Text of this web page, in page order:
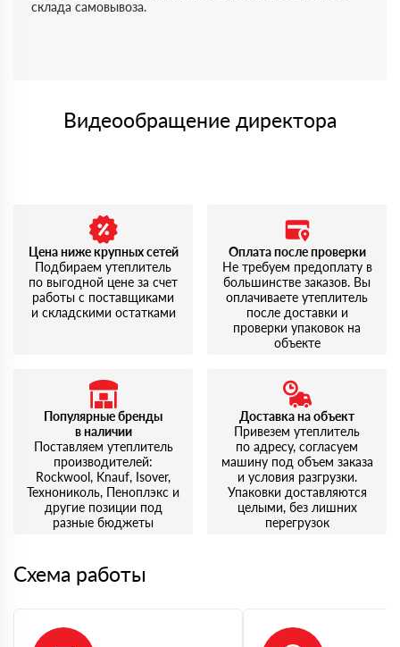
склада самовывоза.
Видеообращение директора
Цена ниже крупных сетей
Подбираем утеплитель
по выгодной цене за счет
работы с поставщиками
и складскими остатками
Оплата после проверки
Не требуем предоплату в
большинстве заказов. Вы
оплачиваете утеплитель
после доставки и
проверки упаковок на
объекте
Популярные бренды
в наличии
Поставляем утеплитель
производителей:
Rockwool, Knauf, Isover,
Технониколь, Пеноплэкс и
другие позиции под
разные бюджеты
Доставка на объект
Привезем утеплитель
по адресу, согласуем
машину под объем заказа
и условия разгрузки.
Упаковки доставляются
целыми, без лишних
перегрузок
Схема работы